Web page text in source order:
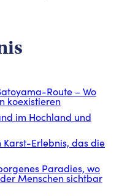
Route – Wo
koexistieren
im Hochland und
Karst-Erlebnis, das die
Paradies, wo
Menschen sichtbar